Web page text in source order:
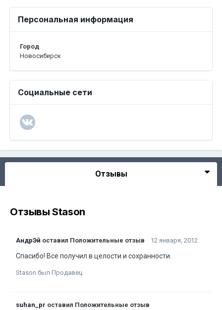
Персональная информация
Город
Новосибирск
Социальные сети
Отзывы
Отзывы Stason
АндрЭй оставил Положительные отзыв 12 января, 2012
Спасибо! Все получил в целости и сохранности.
Stason был Продавец
suhan_pr оставил Положительные отзыв